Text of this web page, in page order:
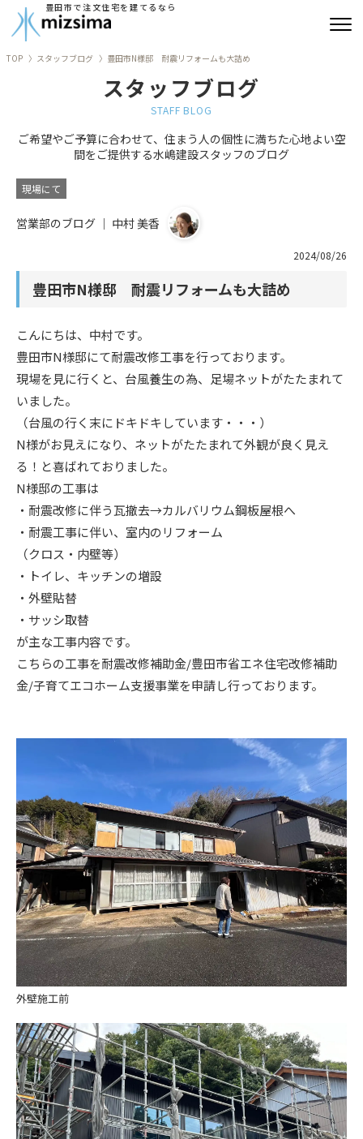
豊田市で注文住宅を建てるなら
リフォーム
古民家再生
建築実績
ニュース
イベント情報
TOP スタッフブログ 豊田市N様邸 耐震リフォームも大詰め
スタッフブログ
STAFF BLOG
ご希望やご予算に合わせて、住まう人の個性に満ちた心地よい空
間をご提供する水嶋建設スタッフのブログ
現場にて
営業部のブログ ｜ 中村 美香
2024/08/26
豊田市N様邸 耐震リフォームも大詰め
こんにちは、中村です。
豊田市N様邸にて耐震改修工事を行っております。
現場を見に行くと、台風養生の為、足場ネットがたたまれて
いました。
（台風の行く末にドキドキしています・・・）
N様がお見えになり、ネットがたたまれて外観が良く見え
る！と喜ばれておりました。
N様邸の工事は
・耐震改修に伴う瓦撤去→カルバリウム鋼板屋根へ
・耐震工事に伴い、室内のリフォーム
（クロス・内壁等）
・トイレ、キッチンの増設
・外壁貼替
・サッシ取替
が主な工事内容です。
こちらの工事を耐震改修補助金/豊田市省エネ住宅改修補助
金/子育てエコホーム支援事業を申請し行っております。
外壁施工前